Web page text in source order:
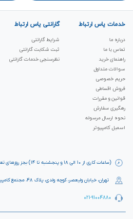
(ساعات کاری از ۱۰ الی ۱۸ و پنجشنبه تا ۱۴) بجز روزهای تعطیل
تهران، خیابان ولیعصر، کوچه ولدی، پلاک ۴۸، مجتمع کامپیوتر ولیعصر، طبقه اول، واحد ۴
021-91004880
خدمات یاس ارتباط
درباره ما
تماس با ما
راهنمای خرید
سوالات متداول
حریم خصوصی
فروش اقساطی
قوانین و مقررات
رهگیری سفارش
نحوه ارسال مرسوله
اسمبل کامپیوتر
گارانتی یاس ارتباط
شرایط گارانتی
ثبت شکابت‌ گارانتی
نظرسنجی خدمات گارانتی